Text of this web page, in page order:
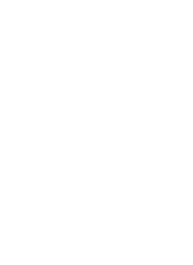
2008 r. o
Regionalnego,
umów;
publicznych;
projektów unijnych
ze środków UE będzie